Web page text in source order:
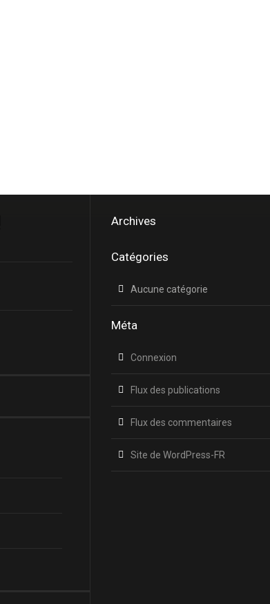
Archives
Catégories
Aucune catégorie
Méta
Connexion
Flux des publications
Flux des commentaires
Site de WordPress-FR